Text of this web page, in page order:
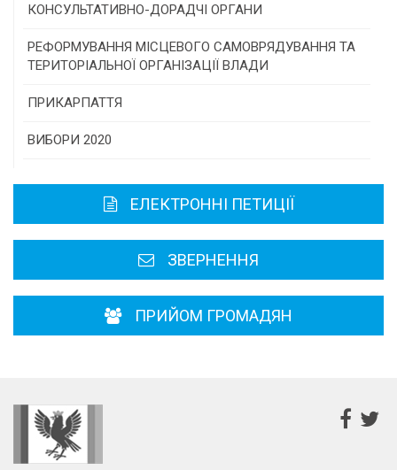
Програми/конкурси МТД
КОНСУЛЬТАТИВНО-ДОРАДЧІ ОРГАНИ
Консультативна рада
РЕФОРМУВАННЯ МІСЦЕВОГО САМОВРЯДУВАННЯ ТА
ТЕРИТОРІАЛЬНОЇ ОРГАНІЗАЦІЇ ВЛАДИ
ПРИКАРПАТТЯ
Історична довідка
Районні, міські ради
ВИБОРИ 2020
ЕЛЕКТРОННІ ПЕТИЦІЇ
ЗВЕРНЕННЯ
ПРИЙОМ ГРОМАДЯН